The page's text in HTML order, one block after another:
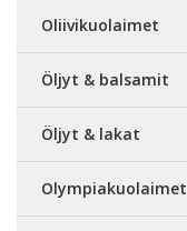
Oliivikuolaimet
Öljyt & balsamit
Öljyt & lakat
Olympiakuolaimet